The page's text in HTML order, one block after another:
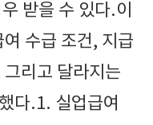
받을 수 있다.이
수급 조건, 지급
리고 달라지는
다.1. 실업급여